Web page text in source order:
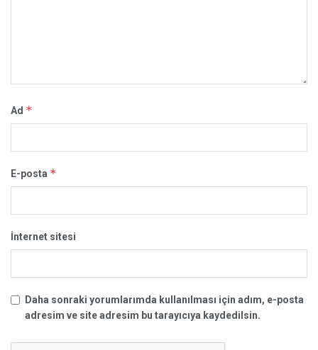
Ad *
E-posta *
İnternet sitesi
Daha sonraki yorumlarımda kullanılması için adım, e-posta
adresim ve site adresim bu tarayıcıya kaydedilsin.